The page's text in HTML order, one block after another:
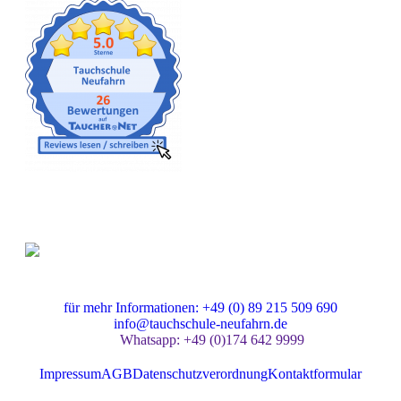
für mehr Informationen: +49 (0) 89 215 509 690
info@tauchschule-neufahrn.de
Whatsapp: +49 (0)174 642 9999
ImpressumAGBDatenschutzverordnungKontaktformular